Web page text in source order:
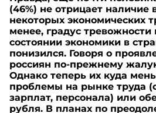
(46%) не отрицает наличие
некоторых экономических
менее, градус тревожности
состоянии экономики в
понизился. Говоря о
россиян по-прежнему
Однако теперь их куда
проблемы на рынке труда
зарплат, персонала) или
рубля. В планах по